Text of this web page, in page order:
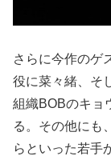
さらに今作のゲ
役に菜々緒、そ
組織BOBのキョ
る。その他にも
らといった若手